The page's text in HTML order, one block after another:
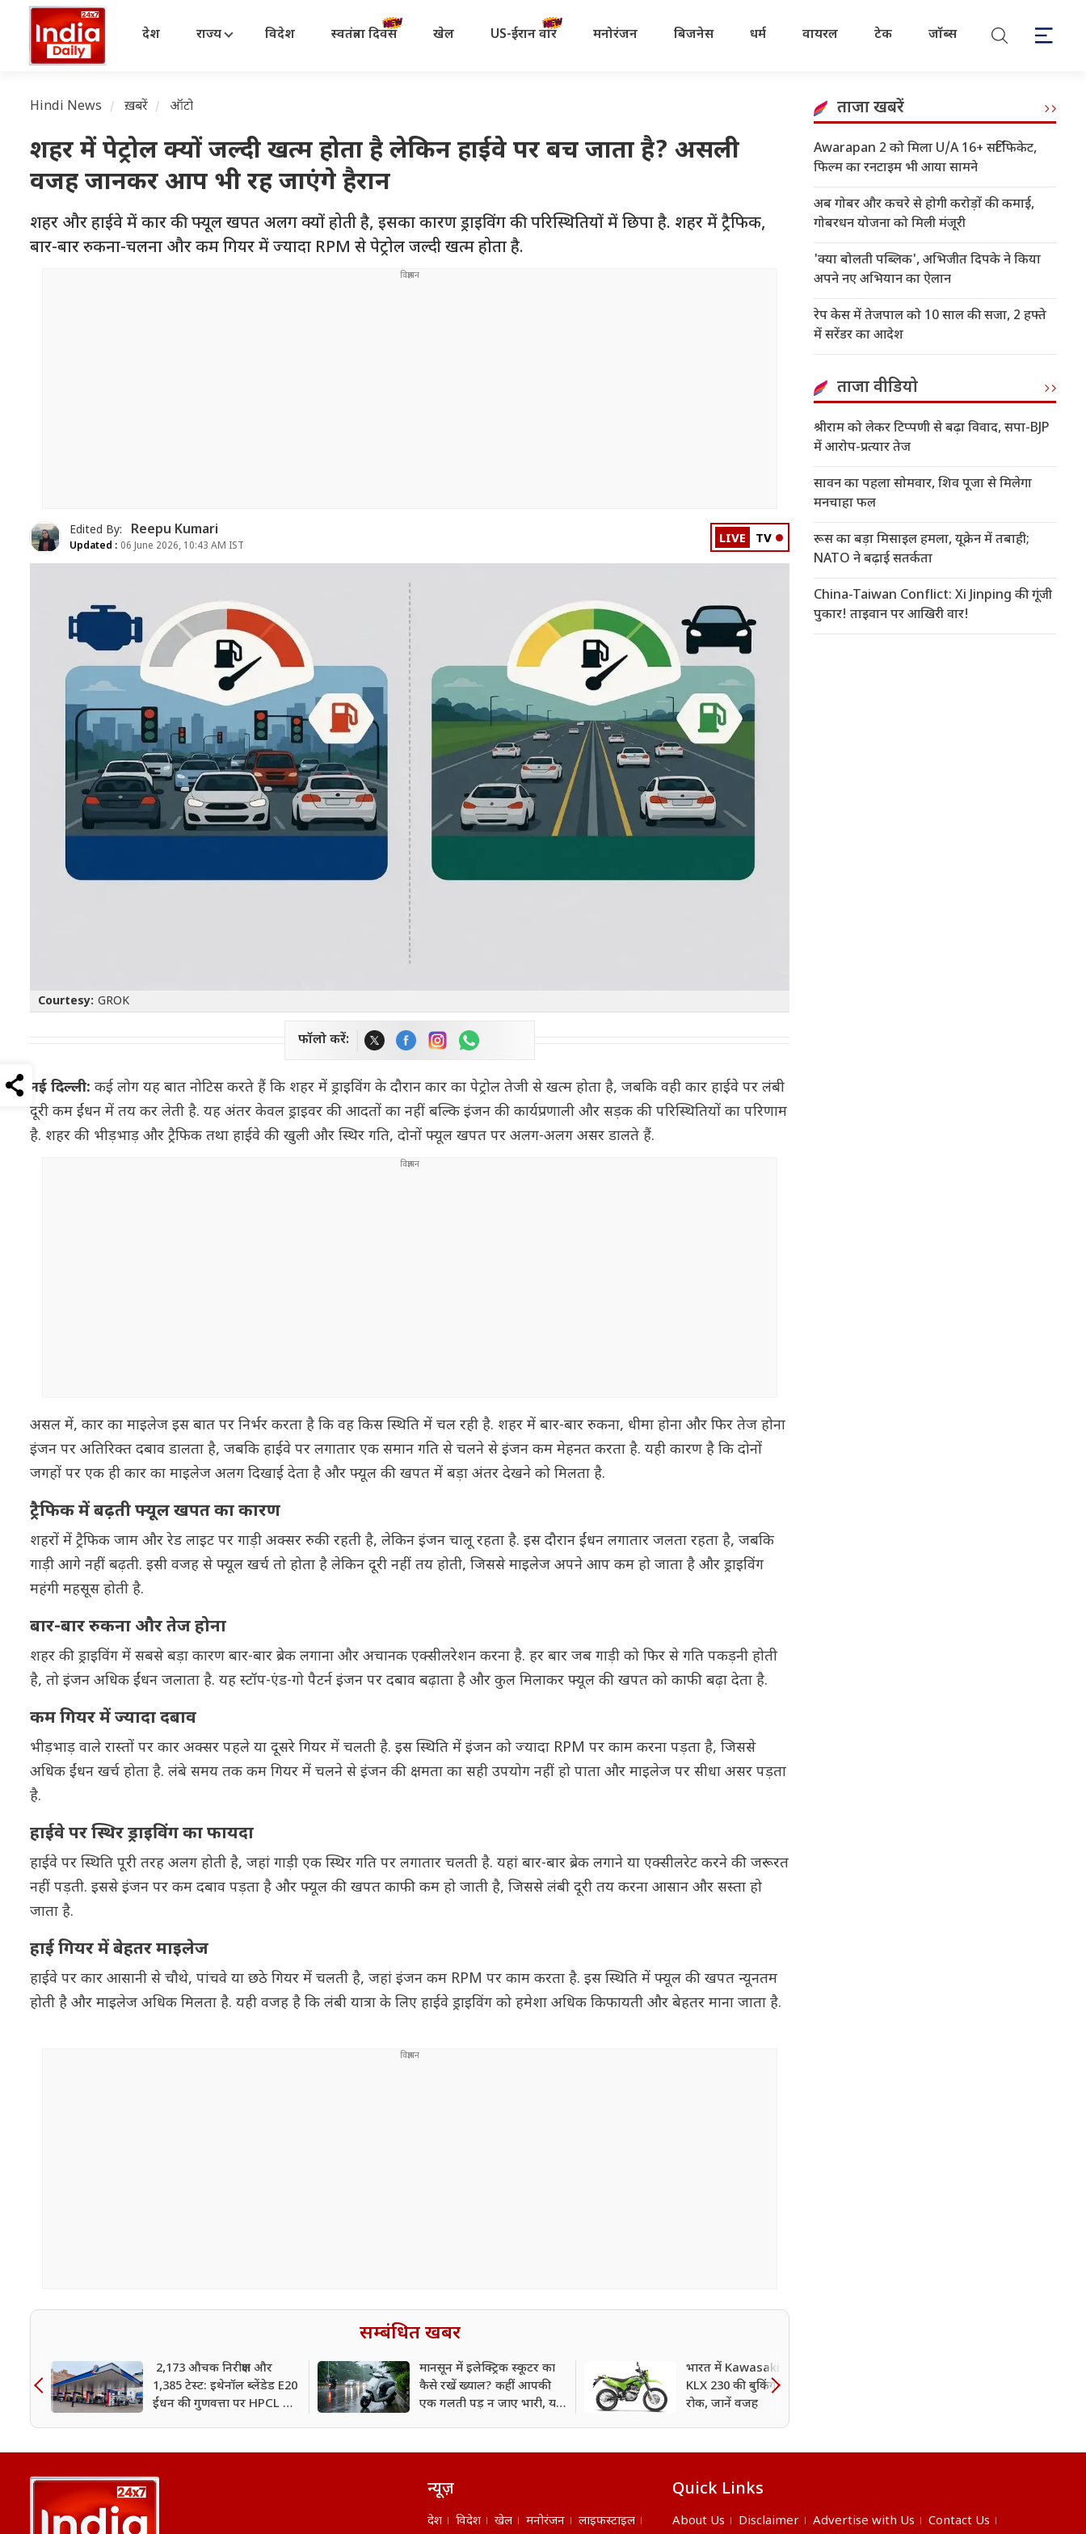
देश राज्य विदेश स्वतंत्रता दिवस खेल US-ईरान वॉर मनोरंजन बिजनेस धर्म वायरल टेक जॉब्स
Hindi News ख़बरें ऑटो
शहर में पेट्रोल क्यों जल्दी खत्म होता है लेकिन हाईवे पर बच जाता है? असली
वजह जानकर आप भी रह जाएंगे हैरान
शहर और हाईवे में कार की फ्यूल खपत अलग क्यों होती है, इसका कारण ड्राइविंग की परिस्थितियों में छिपा है. शहर में ट्रैफिक,
बार-बार रुकना-चलना और कम गियर में ज्यादा RPM से पेट्रोल जल्दी खत्म होता है.
Edited By: Reepu Kumari
Updated : 06 June 2026, 10:43 AM IST LIVE TV
Courtesy: GROK
फॉलो करें:
नई दिल्ली: कई लोग यह बात नोटिस करते हैं कि शहर में ड्राइविंग के दौरान कार का पेट्रोल तेजी से खत्म होता है, जबकि वही कार हाईवे पर लंबी
दूरी कम ईंधन में तय कर लेती है. यह अंतर केवल ड्राइवर की आदतों का नहीं बल्कि इंजन की कार्यप्रणाली और सड़क की परिस्थितियों का परिणाम
है. शहर की भीड़भाड़ और ट्रैफिक तथा हाईवे की खुली और स्थिर गति, दोनों फ्यूल खपत पर अलग-अलग असर डालते हैं.
असल में, कार का माइलेज इस बात पर निर्भर करता है कि वह किस स्थिति में चल रही है. शहर में बार-बार रुकना, धीमा होना और फिर तेज होना
इंजन पर अतिरिक्त दबाव डालता है, जबकि हाईवे पर लगातार एक समान गति से चलने से इंजन कम मेहनत करता है. यही कारण है कि दोनों
जगहों पर एक ही कार का माइलेज अलग दिखाई देता है और फ्यूल की खपत में बड़ा अंतर देखने को मिलता है.
ट्रैफिक में बढ़ती फ्यूल खपत का कारण
शहरों में ट्रैफिक जाम और रेड लाइट पर गाड़ी अक्सर रुकी रहती है, लेकिन इंजन चालू रहता है. इस दौरान ईंधन लगातार जलता रहता है, जबकि
गाड़ी आगे नहीं बढ़ती. इसी वजह से फ्यूल खर्च तो होता है लेकिन दूरी नहीं तय होती, जिससे माइलेज अपने आप कम हो जाता है और ड्राइविंग
महंगी महसूस होती है.
बार-बार रुकना और तेज होना
शहर की ड्राइविंग में सबसे बड़ा कारण बार-बार ब्रेक लगाना और अचानक एक्सीलरेशन करना है. हर बार जब गाड़ी को फिर से गति पकड़नी होती
है, तो इंजन अधिक ईंधन जलाता है. यह स्टॉप-एंड-गो पैटर्न इंजन पर दबाव बढ़ाता है और कुल मिलाकर फ्यूल की खपत को काफी बढ़ा देता है.
कम गियर में ज्यादा दबाव
भीड़भाड़ वाले रास्तों पर कार अक्सर पहले या दूसरे गियर में चलती है. इस स्थिति में इंजन को ज्यादा RPM पर काम करना पड़ता है, जिससे
अधिक ईंधन खर्च होता है. लंबे समय तक कम गियर में चलने से इंजन की क्षमता का सही उपयोग नहीं हो पाता और माइलेज पर सीधा असर पड़ता
है.
हाईवे पर स्थिर ड्राइविंग का फायदा
हाईवे पर स्थिति पूरी तरह अलग होती है, जहां गाड़ी एक स्थिर गति पर लगातार चलती है. यहां बार-बार ब्रेक लगाने या एक्सीलरेट करने की जरूरत
नहीं पड़ती. इससे इंजन पर कम दबाव पड़ता है और फ्यूल की खपत काफी कम हो जाती है, जिससे लंबी दूरी तय करना आसान और सस्ता हो
जाता है.
हाई गियर में बेहतर माइलेज
हाईवे पर कार आसानी से चौथे, पांचवे या छठे गियर में चलती है, जहां इंजन कम RPM पर काम करता है. इस स्थिति में फ्यूल की खपत न्यूनतम
होती है और माइलेज अधिक मिलता है. यही वजह है कि लंबी यात्रा के लिए हाईवे ड्राइविंग को हमेशा अधिक किफायती और बेहतर माना जाता है.
सम्बंधित खबर
2,173 औचक निरीक्षण और
1,385 टेस्ट: इथेनॉल ब्लेंडेड E20
ईंधन की गुणवत्ता पर HPCL का
मानसून में इलेक्ट्रिक स्कूटर का
कैसे रखें ख्याल? कहीं आपकी
एक गलती पड़ न जाए भारी, यहां
भारत में Kawasaki MY26
KLX 230 की बुकिंग पर लगी
रोक, जानें वजह
ताजा खबरें
Awarapan 2 को मिला U/A 16+ सर्टिफिकेट,
फिल्म का रनटाइम भी आया सामने
अब गोबर और कचरे से होगी करोड़ों की कमाई,
गोबरधन योजना को मिली मंजूरी
'क्या बोलती पब्लिक', अभिजीत दिपके ने किया
अपने नए अभियान का ऐलान
रेप केस में तेजपाल को 10 साल की सजा, 2 हफ्ते
में सरेंडर का आदेश
ताजा वीडियो
श्रीराम को लेकर टिप्पणी से बढ़ा विवाद, सपा-BJP
में आरोप-प्रत्यार तेज
सावन का पहला सोमवार, शिव पूजा से मिलेगा
मनचाहा फल
रूस का बड़ा मिसाइल हमला, यूक्रेन में तबाही;
NATO ने बढ़ाई सतर्कता
China-Taiwan Conflict: Xi Jinping की गूंजी
पुकार! ताइवान पर आखिरी वार!
न्यूज़
देश विदेश खेल मनोरंजन लाइफस्टाइल
Quick Links
About Us Disclaimer Advertise with Us Contact Us